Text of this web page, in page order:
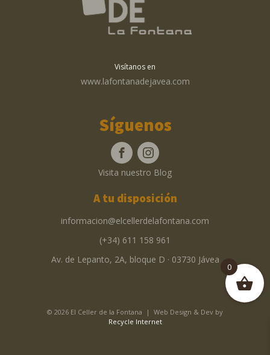
Visítanos en
www.lafontanadejavea.com
Síguenos
Visita nuestro Blog
A tu disposición
informacion@elcellerdelafontana.com
(+34) 611 158 961
Av. de Lepanto, 2A, bloque D · 03730 Jávea
© 2026 El Celler de la Fontana | Web Design & Dev by
Recycle Internet
0